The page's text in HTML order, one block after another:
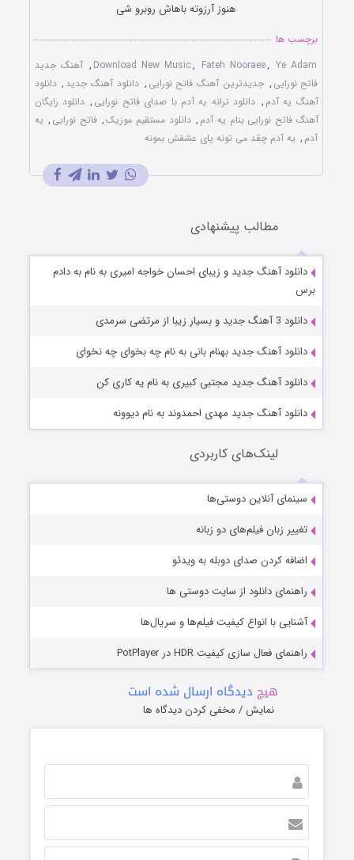
هنوز آرزوته باهاش روبرو شی
برچسب ها
Download New Music, Fateh Nooraee, Ye Adam
, آهنگ جدید
فاتح نورایی , جدیدترین آهنگ فاتح نورایی , دانلود آهنگ جدید , دانلود
آهنگ یه آدم , دانلود ترانه یه آدم با صدای فاتح نورایی , دانلود رایگان
آهنگ فاتح نورایی بنام یه آدم , دانلود مستقیم موزیک, فاتح نورایی , یه
آدم , یه آدم چقد می تونه پای عشقش بمونه
مطالب پیشنهادی
دانلود آهنگ جديد و زیبای احسان خواجه امیری به نام به دادم
برس
دانلود 3 آهنگ جدید و بسیار زیبا از مرتضی سرمدی
دانلود آهنگ جدید بهنام بانی به نام چه بخوای چه نخوای
دانلود آهنگ جدید مجتبی کبیری به نام یه کاری کن
دانلود آهنگ جدید مهدی احمدوند به نام دیوونه
لینک‌های کاربردی
سینمای آنلاین دوستی‌ها
تغییر زبان فیلم‌های دو زبانه
اضافه کردن صدای دوبله به ویدئو
راهنمای دانلود از سایت دوستی ها
آشنایی با انواع کیفیت فیلم‌ها و سریال‌ها
راهنمای فعال سازی کیفیت HDR در PotPlayer
هیچ دیدگاه ارسال شده است
نمایش / مخفی کردن دیدگاه ها